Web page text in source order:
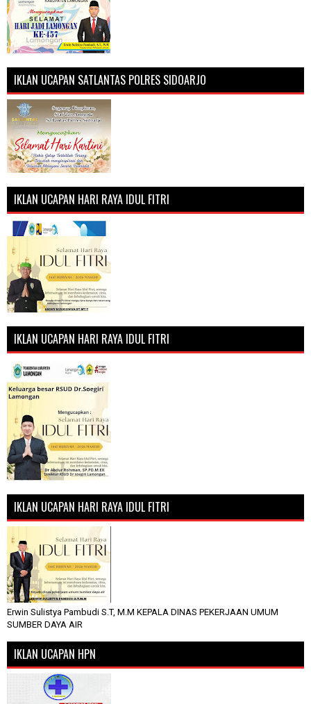
IKLAN UCAPAN SATLANTAS POLRES SIDOARJO
IKLAN UCAPAN HARI RAYA IDUL FITRI
IKLAN UCAPAN HARI RAYA IDUL FITRI
IKLAN UCAPAN HARI RAYA IDUL FITRI
Erwin Sulistya Pambudi S.T, M.M KEPALA DINAS PEKERJAAN UMUM
SUMBER DAYA AIR
IKLAN UCAPAN HPN